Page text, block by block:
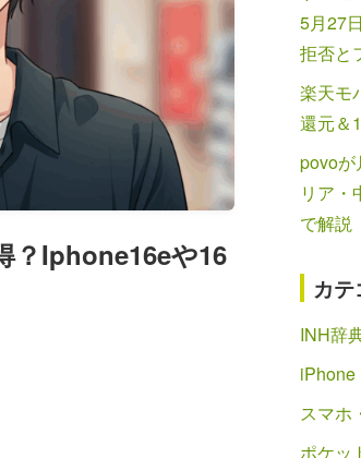
？Iphone16eや16
5月27
拒否と
楽天モ
還元＆
povoが
リア・
で解説
カ
INH辞
iPhone
スマホ
ポケッ